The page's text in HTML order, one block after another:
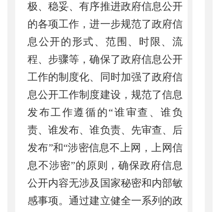
极、稳妥、有序推进政府信息公开
的各项工作，进一步规范了政府信
息公开的形式、范围、时限、流
程、步骤等，确保了政府信息公开
工作的制度化、同时加强了政府信
息公开工作制度建设，规范了信息
发布工作遵循的“谁审查、谁负
责、谁发布、谁负责、先审查、后
发布”和“涉密信息不上网，上网信
息不涉密”的原则，确保政府信息
公开内容无涉及国家秘密和内部敏
感事项。通过建立健全一系列的政